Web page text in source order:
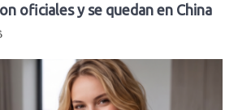
oficiales y se quedan en China